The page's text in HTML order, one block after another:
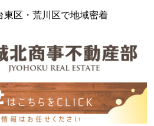
東区・荒川区で地域密着